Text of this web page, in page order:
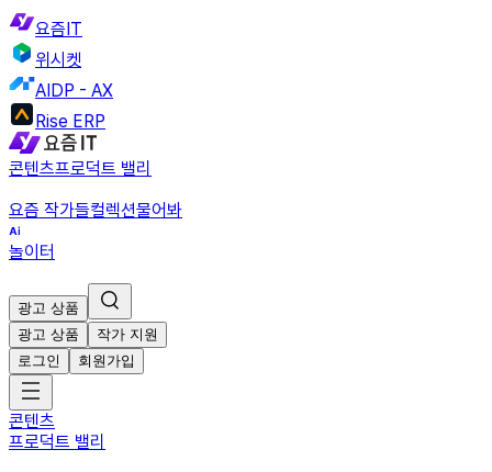
요즘IT
위시켓
AIDP - AX
Rise ERP
콘텐츠프로덕트 밸리
요즘 작가들컬렉션물어봐
놀이터
광고 상품
광고 상품
작가 지원
로그인
회원가입
콘텐츠
프로덕트 밸리